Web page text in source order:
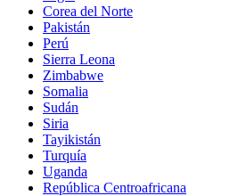
Corea del Norte
Pakistán
Perú
Sierra Leona
Zimbabwe
Somalia
Sudán
Siria
Tayikistán
Turquía
Uganda
República Centroafricana